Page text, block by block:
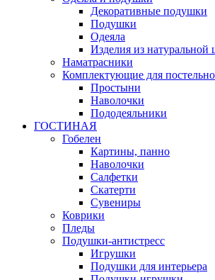
Декоративные подушки
Подушки
Одеяла
Изделия из натуральной
Наматраcники
Комплектующие для
Простыни
Наволочки
Пододеяльники
ГОСТИНАЯ
Гобелен
Картины, панно
Наволочки
Салфетки
Скатерти
Сувениры
Коврики
Пледы
Подушки-антистресс
Игрушки
Подушки для интерьера